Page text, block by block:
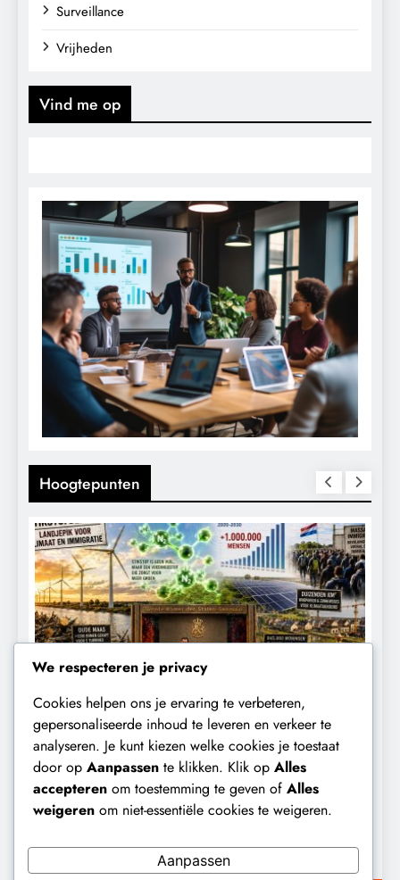
Surveillance
Vrijheden
Vind me op
Hoogtepunten
CONTROLE GEOPOLITIEK
Baudet waarschuwde al in 2020:
‘Stikstofbeleid is landjepik voor klimaat
en immigratie’.
We respecteren je privacy
Cookies helpen ons je ervaring te verbeteren,
gepersonaliseerde inhoud te leveren en verkeer te
analyseren. Je kunt kiezen welke cookies je toestaat
door op Aanpassen te klikken. Klik op Alles
accepteren om toestemming te geven of Alles
weigeren om niet-essentiële cookies te weigeren.
Aanpassen